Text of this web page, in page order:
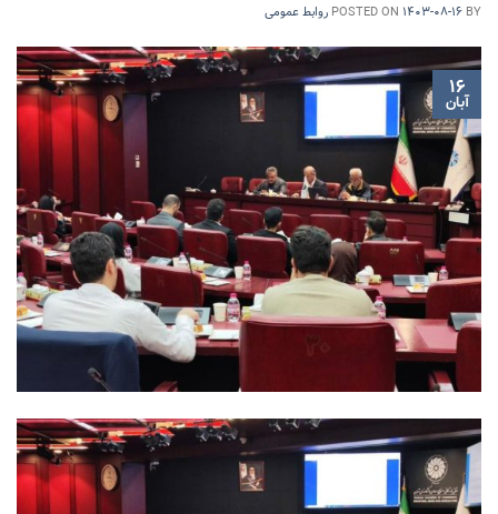
POSTED ON ۱۴۰۳-۰۸-۱۶ BY روابط عمومی
۱۶
آبان